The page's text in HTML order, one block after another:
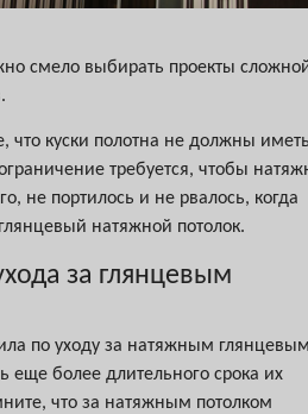
смело выбирать проекты
что куски полотна не должны иметь
требуется, чтобы
не портилось и не рвалось, когда
натяжной потолок.
за глянцевым
по уходу за натяжным глянцевым
еще более длительного срока их
что за натяжным потолком